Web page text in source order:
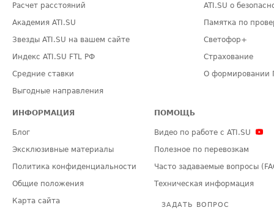
Расчет расстояний
Академия ATI.SU
Звезды ATI.SU на вашем сайте
Индекс ATI.SU FTL РФ
Средние ставки
Выгодные направления
ATI.SU о
Памятка по
Светофор+
Страхование
О формировании
ИНФОРМАЦИЯ
Блог
Эксклюзивные материалы
Политика конфиденциальности
Общие положения
Карта сайта
ПОМОЩЬ
Видео по работе с ATI.SU
Полезное по перевозкам
Часто задаваемые вопросы
Техническая информация
ЗАДАТЬ ВОПРОС